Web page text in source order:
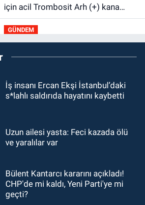
için acil Trombosit Arh (+) kana
ihtiyaç var
GÜNDEM
21:50Yoldan çıktı karşı şeride
fırladı: Çok sayıda yaralı var
21:38Ercüment Ünal'dan acık
haber geldi: Ameliyata dayanamadı
21:12Yönetim kulübü önce borç
GÜNDEM
20:56Otomobilin çarptığı yaşlı
adam hayatını kaybetti
İş insanı Ercan Ekşi İstanbul’daki
s*lahlı saldırıda hayatını kaybetti
Uzun ailesi yasta: Feci kazada ölü
ve yaralılar var
Bülent Kantarcı kararını açıkladı!
CHP'de mi kaldı, Yeni Parti'ye mi
geçti?